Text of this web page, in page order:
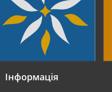
Інформація